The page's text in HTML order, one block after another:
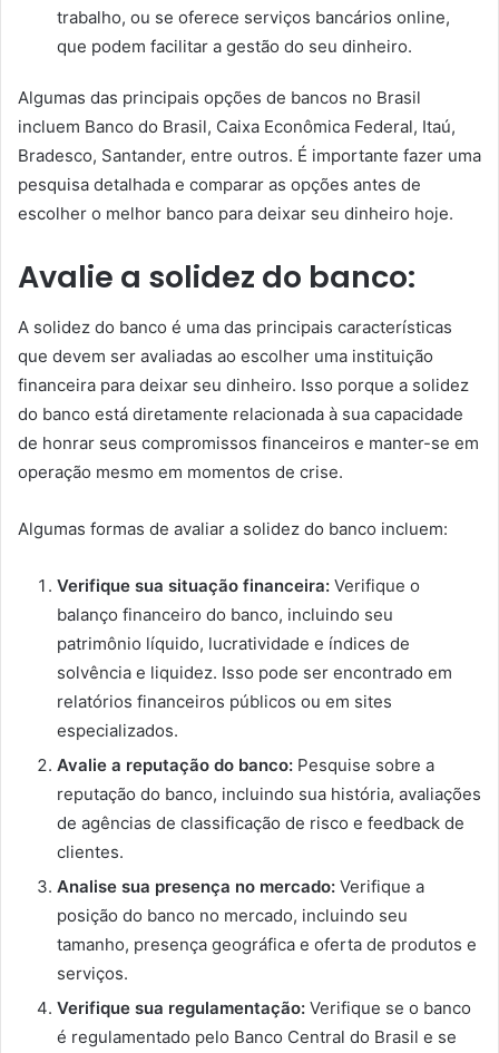
trabalho, ou se oferece serviços bancários online,
que podem facilitar a gestão do seu dinheiro.
Algumas das principais opções de bancos no Brasil
incluem Banco do Brasil, Caixa Econômica Federal, Itaú,
Bradesco, Santander, entre outros. É importante fazer uma
pesquisa detalhada e comparar as opções antes de
escolher o melhor banco para deixar seu dinheiro hoje.
Avalie a solidez do banco:
A solidez do banco é uma das principais características
que devem ser avaliadas ao escolher uma instituição
financeira para deixar seu dinheiro. Isso porque a solidez
do banco está diretamente relacionada à sua capacidade
de honrar seus compromissos financeiros e manter-se em
operação mesmo em momentos de crise.
Algumas formas de avaliar a solidez do banco incluem:
Verifique sua situação financeira: Verifique o
balanço financeiro do banco, incluindo seu
patrimônio líquido, lucratividade e índices de
solvência e liquidez. Isso pode ser encontrado em
relatórios financeiros públicos ou em sites
especializados.
Avalie a reputação do banco: Pesquise sobre a
reputação do banco, incluindo sua história, avaliações
de agências de classificação de risco e feedback de
clientes.
Analise sua presença no mercado: Verifique a
posição do banco no mercado, incluindo seu
tamanho, presença geográfica e oferta de produtos e
serviços.
Verifique sua regulamentação: Verifique se o banco
é regulamentado pelo Banco Central do Brasil e se